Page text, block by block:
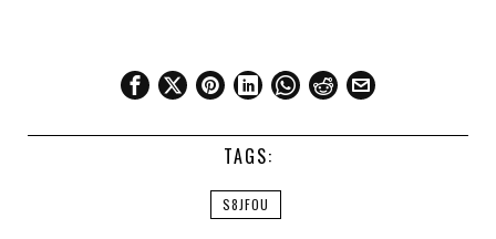
TAGS:
S8JFOU